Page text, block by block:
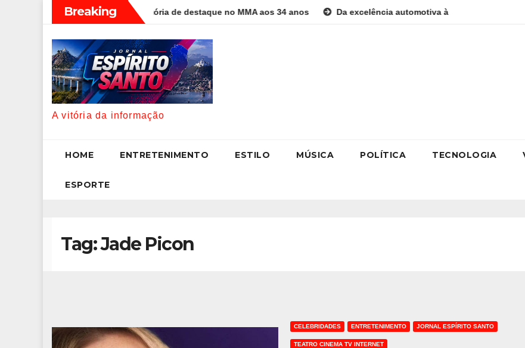
Breaking
Osso” interrompe trajetória de destaque no MMA aos 34 anos Da excelência automotiva à inovação digital: a trajetória
A vitória da informação
HOME ENTRETENIMENTO ESTILO MÚSICA POLÍTICA TECNOLOGIA
ESPORTE
Tag:Jade Picon
CELEBRIDADES ENTRETENIMENTO JORNAL ESPÍRITO SANTO
TEATRO CINEMA TV INTERNET